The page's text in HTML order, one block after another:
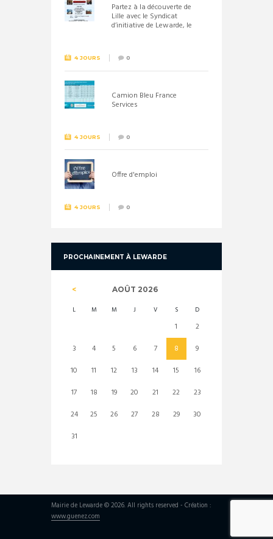
Partez à la découverte de
Lille avec le Syndicat
d’initiative de Lewarde, le
4 JOURS 0
Camion Bleu France
Services
4 JOURS 0
Offre d'emploi
4 JOURS 0
PROCHAINEMENT À LEWARDE
AOÛT 2026
L M M J V S D
1
2
3
4 5 6 7 8
9
10
11 12 13 14 15
16
17
18 19 20 21 22
23
24
25 26 27 28 29
30
31
Mairie de Lewarde © 2026. All rights reserved - Création :
www.guenez.com